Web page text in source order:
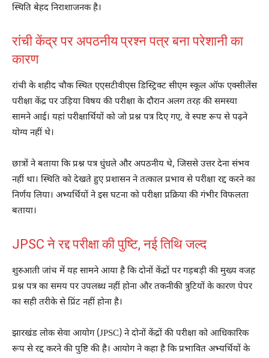
स्थिति बेहद निराशाजनक है।
रांची केंद्र पर अपठनीय प्रश्न पत्र बना परेशानी का
कारण
रांची के शहीद चौक स्थित एएसटीवीएस डिस्ट्रिक्ट सीएम स्कूल ऑफ एक्सीलेंस
परीक्षा केंद्र पर उड़िया विषय की परीक्षा के दौरान अलग तरह की समस्या
सामने आई। यहां परीक्षार्थियों को जो प्रश्न पत्र दिए गए, वे स्पष्ट रूप से पढ़ने
योग्य नहीं थे।
छात्रों ने बताया कि प्रश्न पत्र धुंधले और अपठनीय थे, जिससे उत्तर देना संभव
नहीं था। स्थिति को देखते हुए प्रशासन ने तत्काल प्रभाव से परीक्षा रद्द करने का
निर्णय लिया। अभ्यर्थियों ने इस घटना को परीक्षा प्रक्रिया की गंभीर विफलता
बताया।
JPSC ने रद्द परीक्षा की पुष्टि, नई तिथि जल्द
शुरुआती जांच में यह सामने आया है कि दोनों केंद्रों पर गड़बड़ी की मुख्य वजह
प्रश्न पत्र का समय पर उपलब्ध नहीं होना और तकनीकी त्रुटियों के कारण पेपर
का सही तरीके से प्रिंट नहीं होना है।
झारखंड लोक सेवा आयोग(JPSC) ने दोनों केंद्रों की परीक्षा को आधिकारिक
रूप से रद्द करने की पुष्टि की है। आयोग ने कहा है कि प्रभावित अभ्यर्थियों के